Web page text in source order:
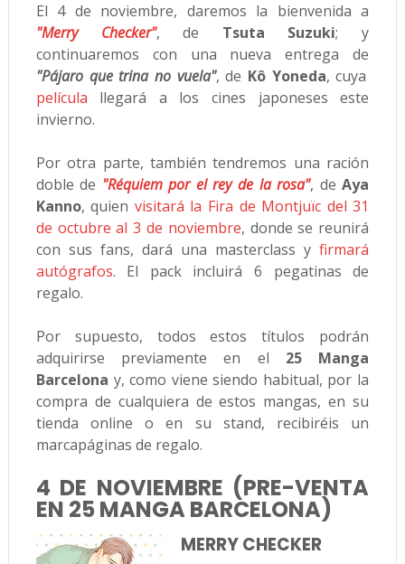
El 4 de noviembre, daremos la bienvenida a
"Merry Checker", de Tsuta Suzuki; y
continuaremos con una nueva entrega de
"Pájaro que trina no vuela", de Kô Yoneda, cuya
película llegará a los cines japoneses este
invierno.
Por otra parte, también tendremos una ración
doble de "Réquiem por el rey de la rosa", deAya
Kanno, quien visitará la Fira de Montjuïc del 31
de octubre al 3 de noviembre, donde se reunirá
con sus fans, dará una masterclass yfirmará
autógrafos. El pack incluirá 6 pegatinas de
regalo.
Por supuesto, todos estos títulos podrán
adquirirse previamente en el 25 Manga
Barcelona y, como viene siendo habitual, por la
compra de cualquiera de estos mangas, en su
tienda online o en su stand, recibiréis un
marcapáginas de regalo.
4 DE NOVIEMBRE (PRE-VENTA
EN 25 MANGA BARCELONA)
MERRY CHECKER